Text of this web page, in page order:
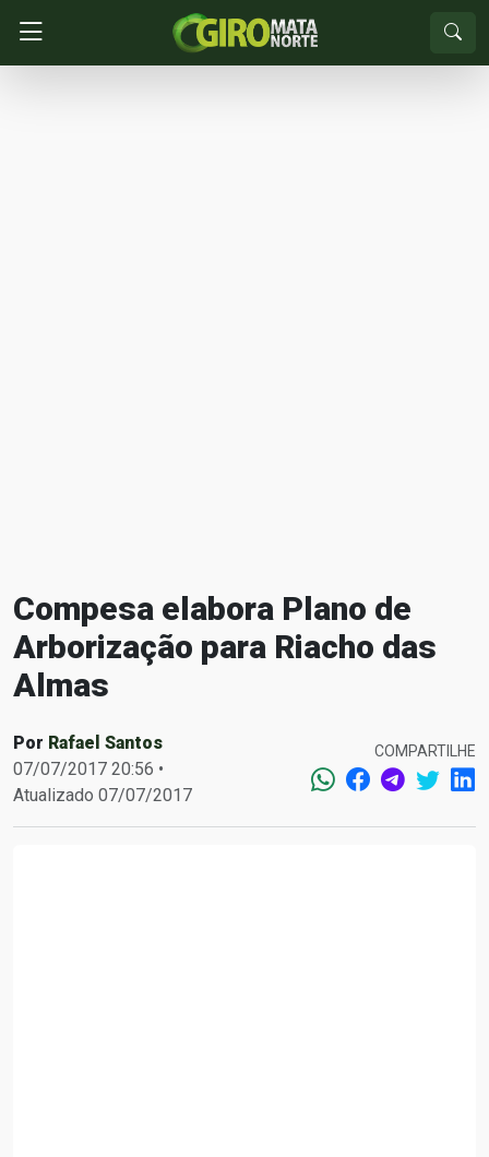
Compesa elabora Plano de
Arborização para Riacho das
Almas
Por Rafael Santos
07/07/2017 20:56 •
Atualizado 07/07/2017
COMPARTILHE